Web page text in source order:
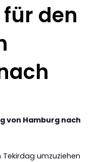
den
von Hamburg nach
umzuziehen